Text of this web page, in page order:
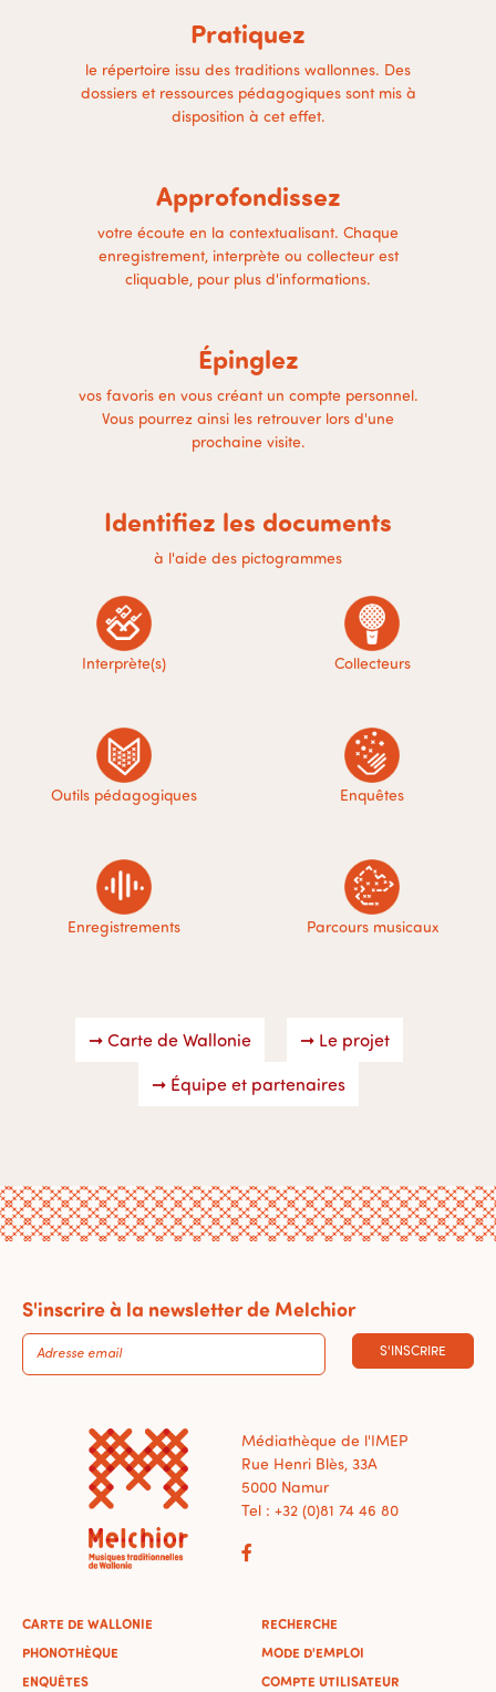
Pratiquez
le répertoire issu des traditions wallonnes. Des
dossiers et ressources pédagogiques sont mis à
disposition à cet effet.
Approfondissez
votre écoute en la contextualisant. Chaque
enregistrement, interprète ou collecteur est
cliquable, pour plus d'informations.
Épinglez
vos favoris en vous créant un compte personnel.
Vous pourrez ainsi les retrouver lors d'une
prochaine visite.
Identifiez les documents
à l'aide des pictogrammes
Interprète(s) Collecteurs
Outils pédagogiques Enquêtes
Enregistrements Parcours musicaux
➞ Carte de Wallonie
➞ Le projet
➞ Équipe et partenaires
S'inscrire à la newsletter de Melchior
S'INSCRIRE
Médiathèque de l'IMEP
Rue Henri Blès, 33A
5000 Namur
Tel : +32 (0)81 74 46 80
CARTE DE WALLONIE
PHONOTHÈQUE
ENQUÊTES
RECHERCHE
MODE D'EMPLOI
COMPTE UTILISATEUR